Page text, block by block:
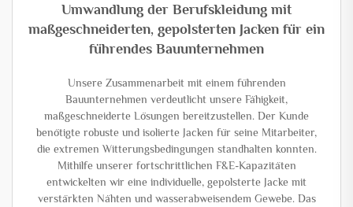
Umwandlung der Berufskleidung mit
maßgeschneiderten, gepolsterten Jacken für ein
führendes Bauunternehmen
Unsere Zusammenarbeit mit einem führenden
Bauunternehmen verdeutlicht unsere Fähigkeit,
maßgeschneiderte Lösungen bereitzustellen. Der Kunde
benötigte robuste und isolierte Jacken für seine Mitarbeiter,
die extremen Witterungsbedingungen standhalten konnten.
Mithilfe unserer fortschrittlichen F&E-Kapazitäten
entwickelten wir eine individuelle, gepolsterte Jacke mit
verstärkten Nähten und wasserabweisendem Gewebe. Das